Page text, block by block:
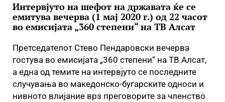
Интервјуто на шефот на државата ќе се
емитува вечерва (1 мај 2020 г.) од 22 часот
во емисијата „360 степени“ на ТВ Алсат
Претседателот Стево Пендаровски вечерва
гостува во емисијата „360 степени“ на ТВ Алсат,
а една од темите на интервјуто се последните
случувања во македонско-бугарските односи и
нивното влијание врз преговорите за членство